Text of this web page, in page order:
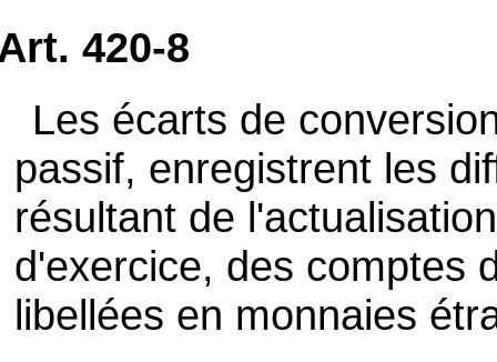
420-8
Les écarts de
passif, enregistrent les
résultant de
d'exercice, des comptes
libellées en monnaies